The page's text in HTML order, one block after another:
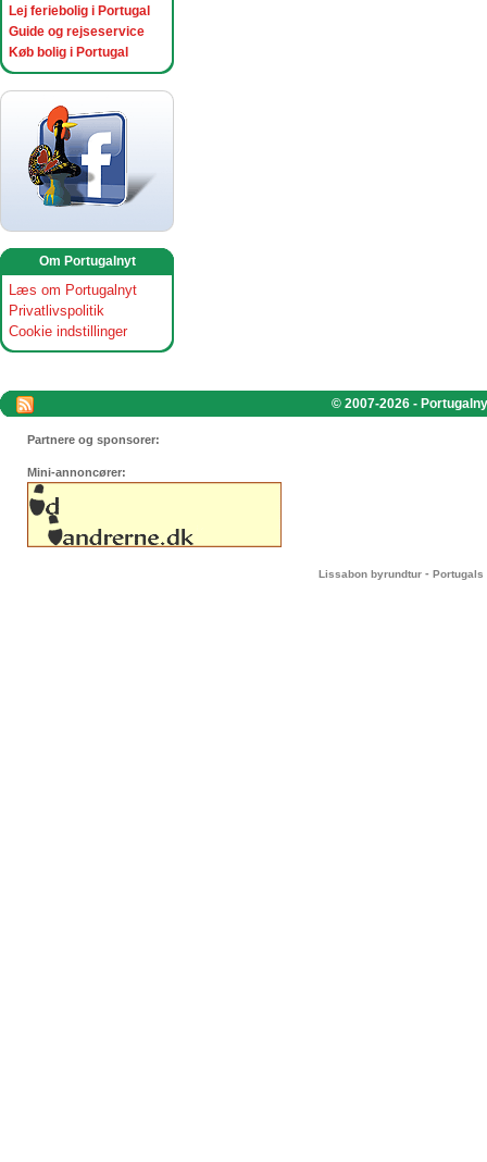
Lej feriebolig i Portugal
Guide og rejseservice
Køb bolig i Portugal
Om Portugalnyt
Læs om Portugalnyt
Privatlivspolitik
Cookie indstillinger
© 2007-2026 -
Partnere og sponsorer:
Mini-annoncører:
Lissabon byrundtur - Portugals